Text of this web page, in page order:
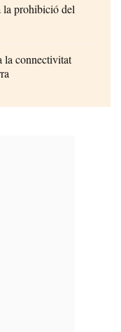
la prohibició del
la connectivitat